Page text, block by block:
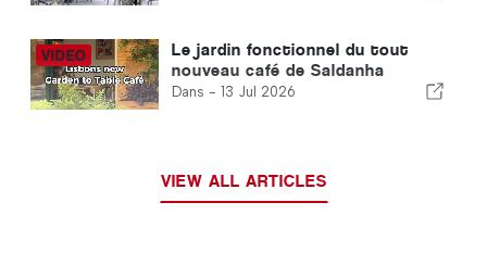
Le jardin fonctionnel du tout
nouveau café de Saldanha
Dans - 13 Jul 2026
VIEW ALL ARTICLES